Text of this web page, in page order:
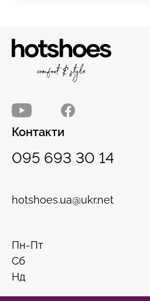
Контакти
095 693 30 14
hotshoes.ua@ukr.net
Пн-Пт
Сб
Нд